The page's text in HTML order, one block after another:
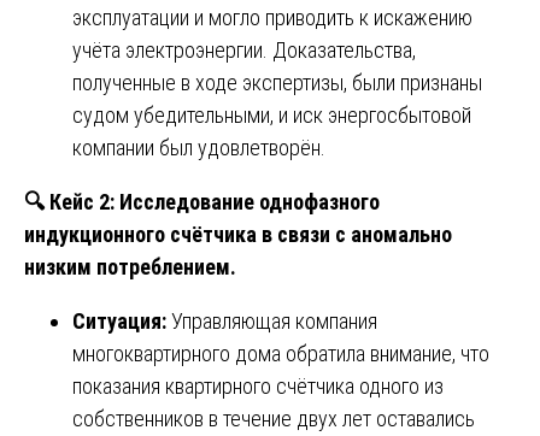
эксплуатации и могло приводить к искажению
учёта электроэнергии. Доказательства,
полученные в ходе экспертизы, были признаны
судом убедительными, и иск энергосбытовой
компании был удовлетворён.
🔍Кейс 2: Исследование однофазного
индукционного счётчика в связи с аномально
низким потреблением.
Ситуация:Управляющая компания
многоквартирного дома обратила внимание, что
показания квартирного счётчика одного из
собственников в течение двух лет оставались